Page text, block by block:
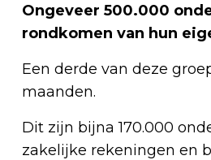
Ongeveer 500.000
rondkomen van hun
Een derde van deze
maanden.
Dit zijn bijna 170.000
zakelijke rekeningen en